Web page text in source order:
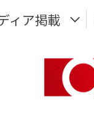
ィア掲載